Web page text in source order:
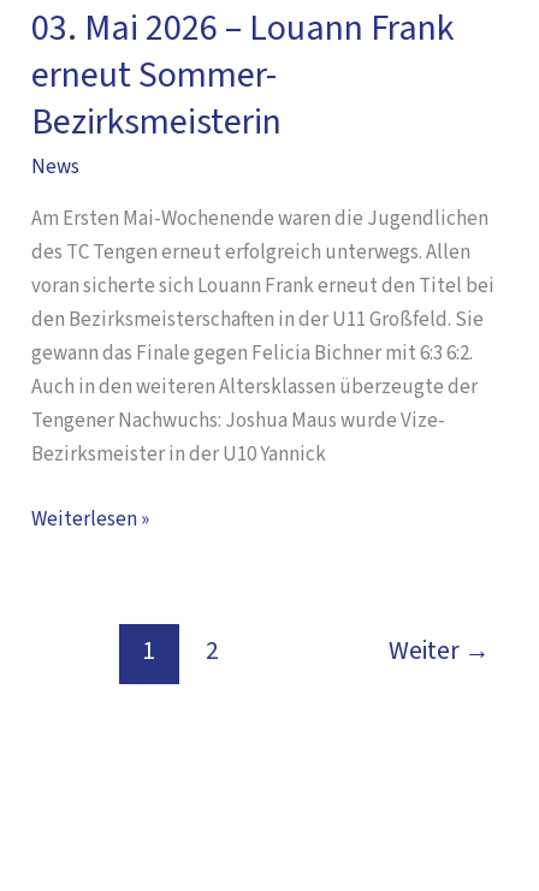
03. Mai 2026 – Louann Frank
erneut Sommer-
Bezirksmeisterin
News
Am Ersten Mai-Wochenende waren die Jugendlichen
des TC Tengen erneut erfolgreich unterwegs. Allen
voran sicherte sich Louann Frank erneut den Titel bei
den Bezirksmeisterschaften in der U11 Großfeld. Sie
gewann das Finale gegen Felicia Bichner mit 6:3 6:2.
Auch in den weiteren Altersklassen überzeugte der
Tengener Nachwuchs: Joshua Maus wurde Vize-
Bezirksmeister in der U10 Yannick
03.
2026
–
Louann
erneut
Sommer-
Bezirksmeisterin
Weiterlesen »
1 2 Weiter →